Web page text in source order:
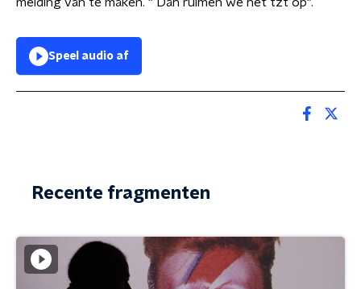
Speel audio af
Recente fragmenten